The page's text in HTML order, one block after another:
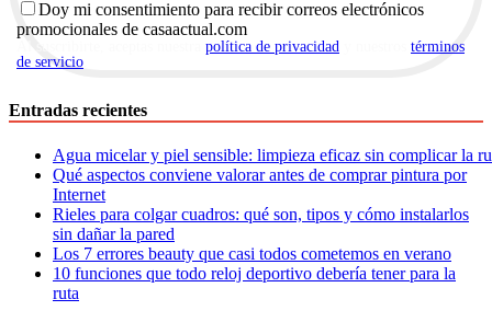
Doy mi consentimiento para recibir correos electrónicos
promocionales de casaactual.com
política de privacidad
términos
de servicio
Entradas recientes
Agua micelar y piel sensible: limpieza eficaz sin complicar la
Qué aspectos conviene valorar antes de comprar pintura por
Internet
Rieles para colgar cuadros: qué son, tipos y cómo instalarlos
sin dañar la pared
Los 7 errores beauty que casi todos cometemos en verano
10 funciones que todo reloj deportivo debería tener para la
ruta